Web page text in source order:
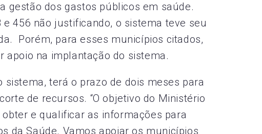
gestão dos gastos públicos em saúde.
456 não justificando, o sistema teve seu
Porém, para esses municípios citados,
apoio na implantação do sistema.
terá o prazo de dois meses para
de recursos. “O objetivo do Ministério
e qualificar as informações para
da Saúde. Vamos apoiar os municípios